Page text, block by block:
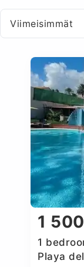
Viimeisimmät
1
1
Playa